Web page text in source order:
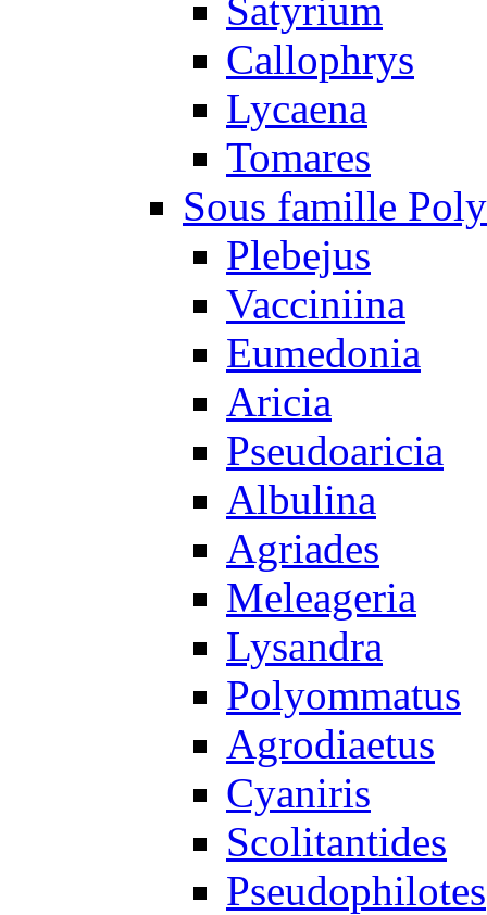
Satyrium
Callophrys
Lycaena
Tomares
Sous famille
Plebejus
Vacciniina
Eumedonia
Aricia
Pseudoaricia
Albulina
Agriades
Meleageria
Lysandra
Polyommatus
Agrodiaetus
Cyaniris
Scolitantides
Pseudophilotes